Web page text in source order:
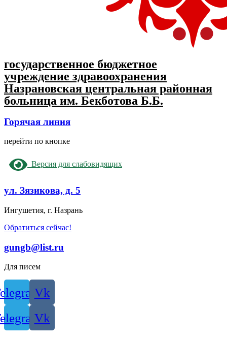
государственное бюджетное
учреждение здравоохранения
Назрановская центральная районная
больница им. Бекботова Б.Б.
Горячая линия
перейти по кнопке
Версия для слабовидящих
ул. Зязикова, д. 5
Ингушетия, г. Назрань
Обратиться сейчас!
gungb@list.ru
Для писем
Vk
Vk